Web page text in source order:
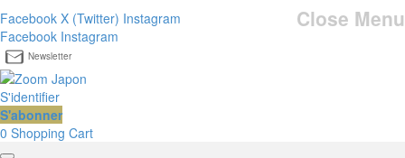
Close Menu
Facebook X (Twitter) Instagram
Facebook Instagram
Newsletter
S'identifier
S'abonner
0 Shopping Cart